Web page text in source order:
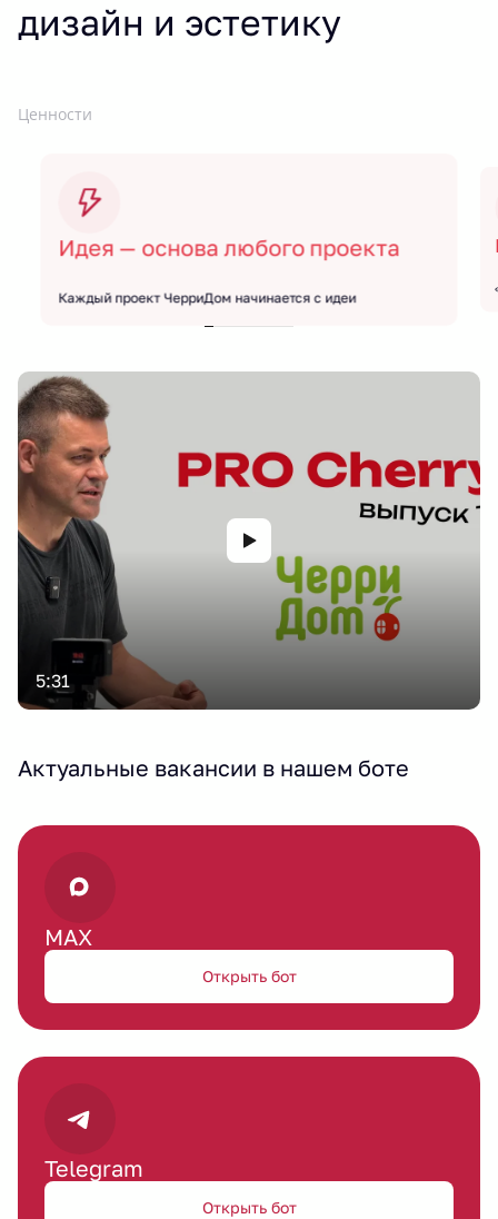
дизайн и эстетику
Ценности
Идея — основа любого проекта
Каждый проект ЧерриДом начинается с идеи
5:31
Актуальные вакансии в нашем боте
MAX
Открыть бот
Telegram
Открыть бот